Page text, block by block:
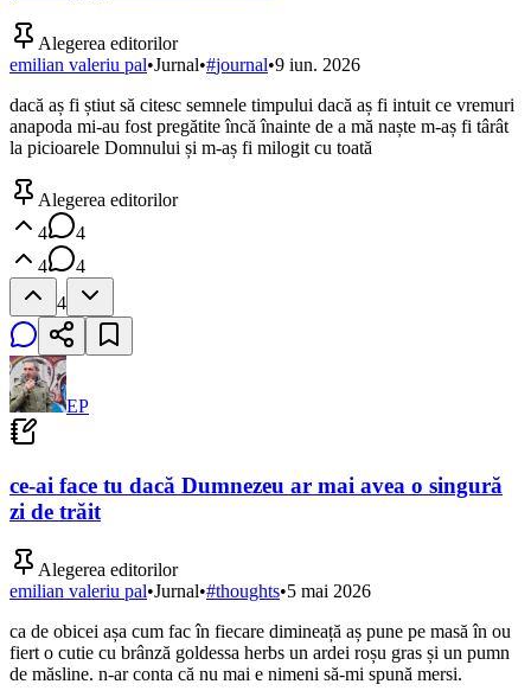
Alegerea editorilor
emilian valeriu pal•Jurnal•#journal•9 iun. 2026
dacă aș fi știut să citesc semnele timpului dacă aș fi intuit ce vremuri
anapoda mi-au fost pregătite încă înainte de a mă naște m-aș fi târât
la picioarele Domnului și m-aș fi milogit cu toată
Alegerea editorilor
4
4
4
4
4
EP
ce-ai face tu dacă Dumnezeu ar mai avea o singură
zi de trăit
Alegerea editorilor
emilian valeriu pal•Jurnal•#thoughts•5 mai 2026
ca de obicei așa cum fac în fiecare dimineață aș pune pe masă în ou
fiert o cutie cu brânză goldessa herbs un ardei roșu gras și un pumn
de măsline. n-ar conta că nu mai e nimeni să-mi spună mersi.